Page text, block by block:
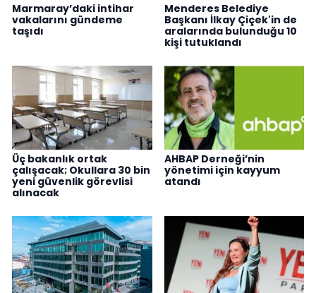
Marmaray’daki intihar
vakalarını gündeme
taşıdı
Menderes Belediye
Başkanı İlkay Çiçek'in de
aralarında bulunduğu 10
kişi tutuklandı
Üç bakanlık ortak
çalışacak; Okullara 30 bin
yeni güvenlik görevlisi
alınacak
AHBAP Derneği’nin
yönetimi için kayyum
atandı